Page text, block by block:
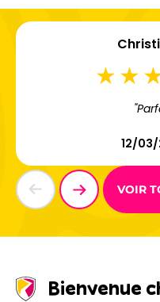
12/
VOIR
Bienvenue